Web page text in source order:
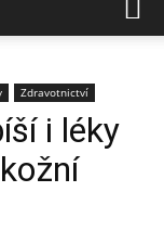
Zdravotnictví
i léky